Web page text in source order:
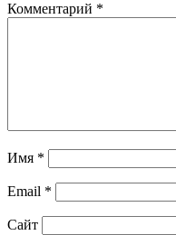
Комментарий *
Имя *
Email *
Сайт